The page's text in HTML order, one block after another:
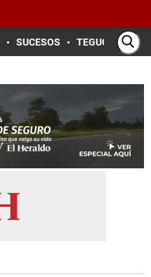
SUCESOS TEGUCIGALPA